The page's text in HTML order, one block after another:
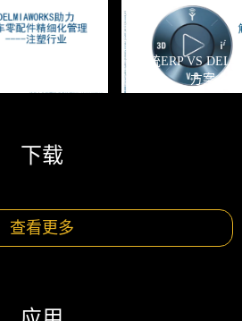
零配件精细化管
传统ERP VS
方案-解
下载
查看更多